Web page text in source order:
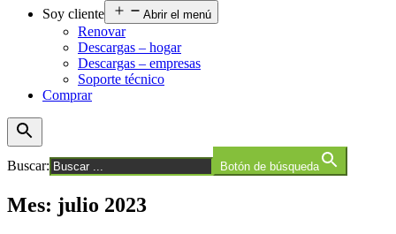
Soy cliente
Abrir el menú
Renovar
Descargas – hogar
Descargas – empresas
Soporte técnico
Comprar
Buscar: Botón de búsqueda
Mes: julio 2023